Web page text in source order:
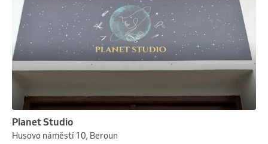
Planet Studio
Husovo náměstí 10, Beroun